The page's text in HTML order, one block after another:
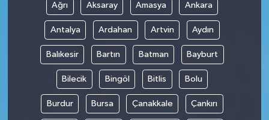
Ağrı Aksaray Amasya Ankara
Antalya Ardahan Artvin Aydın
Balıkesir Bartın Batman Bayburt
Bilecik Bingöl Bitlis Bolu
Burdur Bursa Çanakkale Çankırı